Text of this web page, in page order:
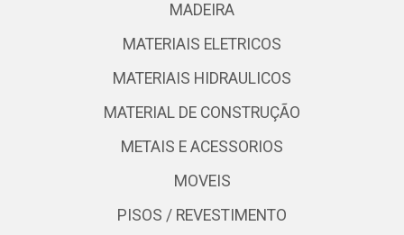
MADEIRA
MATERIAIS ELETRICOS
MATERIAIS HIDRAULICOS
MATERIAL DE CONSTRUÇÃO
METAIS E ACESSORIOS
MOVEIS
PISOS / REVESTIMENTO